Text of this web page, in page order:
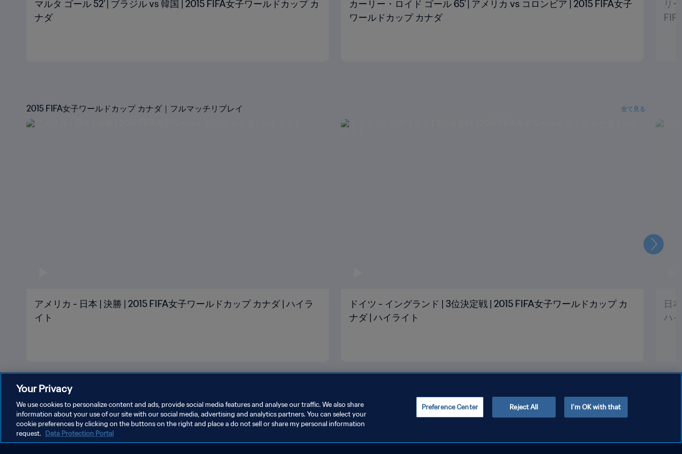
マルタ ゴール 52' | ブラジル vs 韓国 | 2015 FIFA女子ワールドカップ カ
ナダ
カーリー・ロイド ゴール 65' | アメリカ vs コロンビア | 2015 FIFA女子
ワールドカップ カナダ
リ
2015 FIFA女子ワールドカップ カナダ｜フルマッチリプレイ 全て見る
アメリカ - 日本 | 決勝 | 2015 FIFA女子ワールドカップ カナダ | ハイラ
イト
ドイツ - イングランド | 3位決定戦 | 2015 FIFA女子ワールドカップ カ
ナダ | ハイライト
日
ハ
次
プライバシーポリシー サービス利用規約 クッキー設定の管理
Your Privacy
We use cookies to personalize content and ads, provide social media features and analyse our traffic. We also share
information about your use of our site with our social media, advertising and analytics partners. You can select your
cookie preferences by clicking on the buttons on the right and place a do not sell or share my personal information
request. Data Protection Portal
Preference Center Reject All I'm OK with that